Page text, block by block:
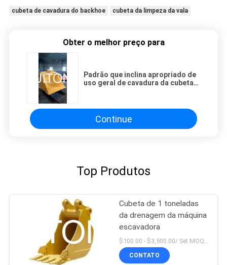
cubeta de cavadura do backhoe cubeta da limpeza da vala
Obter o melhor preço para
Padrão que inclina apropriado de
uso geral de cavadura da cubeta
Continue
Top Produtos
Cubeta de 1 toneladas
da drenagem da máquina
escavadora
$100.00 - $3,500.00/ Set MOQ:1
CONTATO